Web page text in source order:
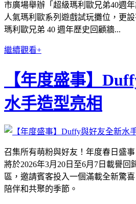
市廣場舉辦「超級瑪利歐兄弟40週
人氣瑪利歐系列遊戲試玩攤位，更
瑪利歐兄弟 40 週年歷史回顧牆...
繼續觀看+
【年度盛事】
水手造型亮相
召集所有萌粉與好友！年度春日盛事
將於2026年3月20日至6月7日載譽回
區，邀請賓客投入一個滿載全新驚
陪伴和共聚的季節。